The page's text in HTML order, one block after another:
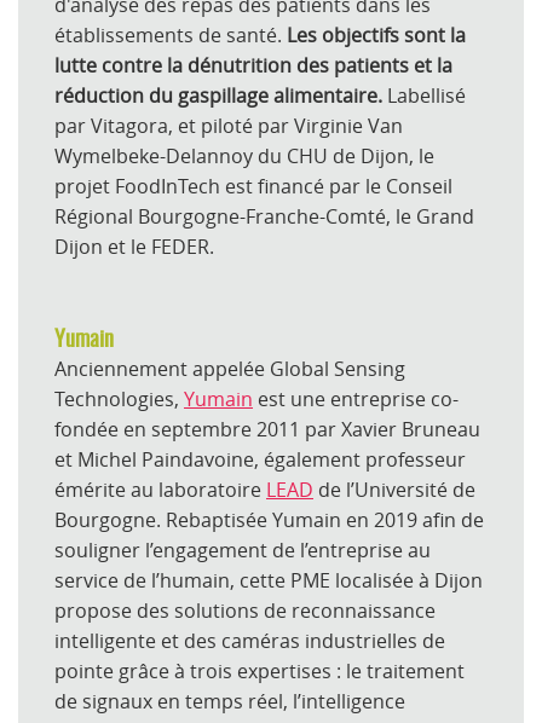
établissements de santé. Les objectifs sont la
lutte contre la dénutrition des patients et la
réduction du gaspillage alimentaire. Labellisé
par Vitagora, et piloté par Virginie Van
Wymelbeke-Delannoy du CHU de Dijon, le
projet FoodInTech est financé par le Conseil
Régional Bourgogne-Franche-Comté, le Grand
Dijon et le FEDER.
Yumain
Anciennement appelée Global Sensing
Technologies, Yumain est une entreprise co-
fondée en septembre 2011 par Xavier Bruneau
et Michel Paindavoine, également professeur
émérite au laboratoire LEAD de l’Université de
Bourgogne. Rebaptisée Yumain en 2019 afin de
souligner l’engagement de l’entreprise au
service de l’humain, cette PME localisée à Dijon
propose des solutions de reconnaissance
intelligente et des caméras industrielles de
pointe grâce à trois expertises : le traitement
de signaux en temps réel, l’intelligence